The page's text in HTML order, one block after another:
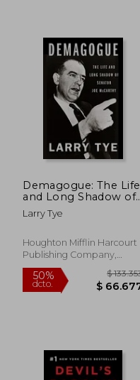
40%
Demagogue: The Life
and Long Shadow of
Senator joe Mccarthy
(en Inglés)
Larry Tye
Houghton Mifflin Harcourt
Publishing Company,
2020, Tapa Dura, Nuevo